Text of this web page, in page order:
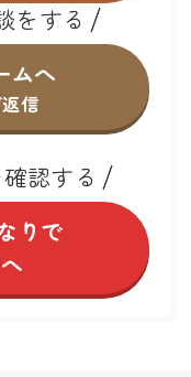
をする
ムへ
信
認する
りで